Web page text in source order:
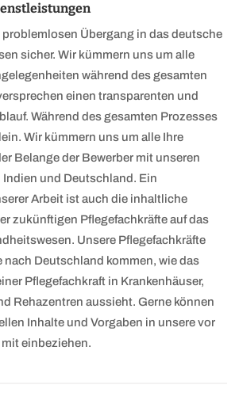
Übergang in das deutsche
sicher. Wir kümmern uns um alle
während des gesamten
einen transparenten und
Während des gesamten Prozesses
Wir kümmern uns um alle Ihre
Belange der Bewerber mit unseren
Indien und Deutschland. Ein
Arbeit ist auch die inhaltliche
zukünftigen Pflegefachkräfte auf das
Unsere Pflegefachkräfte
nach Deutschland kommen, wie das
Pflegefachkraft in Krankenhäuser,
Rehazentren aussieht. Gerne können
Inhalte und Vorgaben in unsere vor
einbeziehen.